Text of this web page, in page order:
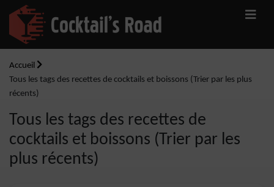
Accueil
Tous les tags des recettes de cocktails et boissons (Trier par les plus
récents)
Tous les tags des recettes de
cocktails et boissons (Trier par les
plus récents)